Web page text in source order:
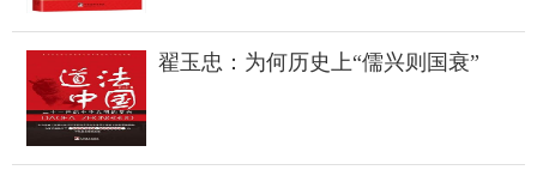
翟玉忠：为何历史上“儒兴则国衰”